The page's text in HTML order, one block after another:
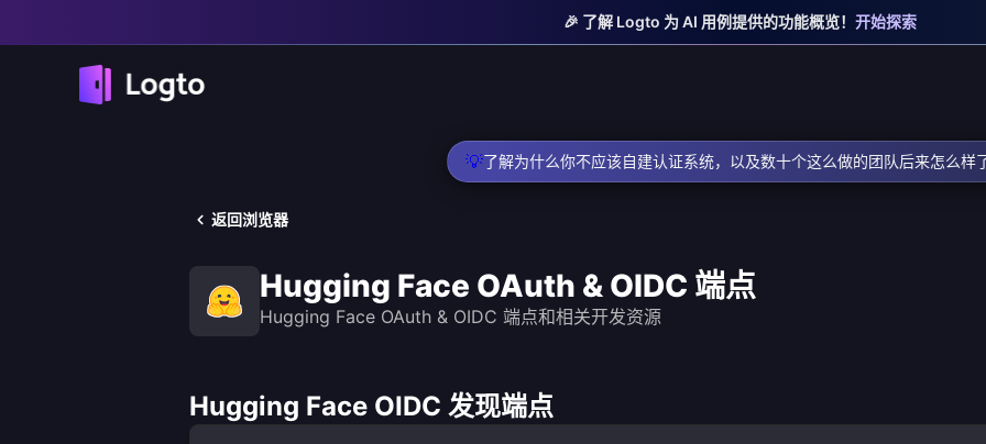
🎉 了解 Logto 为 AI 用例提供的功能概览！ 开始探索
💡了解为什么你不应该自建认证系统，以及数十个这么做的团队后来怎么样
返回浏览器
Hugging Face OAuth & OIDC 端点
Hugging Face OAuth & OIDC 端点和相关开发资源
Hugging Face OIDC 发现端点